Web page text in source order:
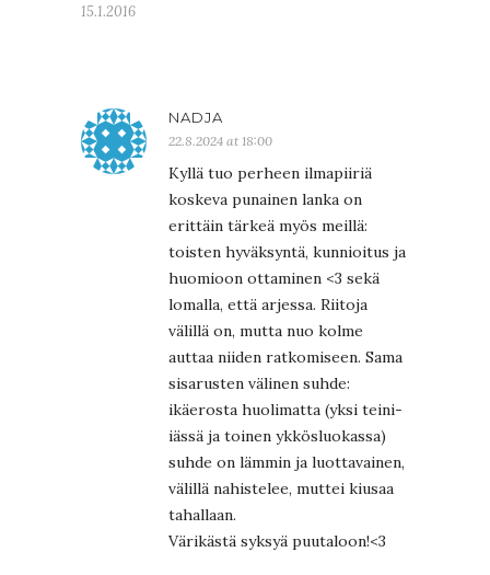
15.1.2016
NADJA
22.8.2024 at 18:00
Kyllä tuo perheen ilmapiiriä
koskeva punainen lanka on
erittäin tärkeä myös meillä:
toisten hyväksyntä, kunnioitus ja
huomioon ottaminen <3 sekä
lomalla, että arjessa. Riitoja
välillä on, mutta nuo kolme
auttaa niiden ratkomiseen. Sama
sisarusten välinen suhde:
ikäerosta huolimatta (yksi teini-
iässä ja toinen ykkösluokassa)
suhde on lämmin ja luottavainen,
välillä nahistelee, muttei kiusaa
tahallaan.
Värikästä syksyä puutaloon!<3